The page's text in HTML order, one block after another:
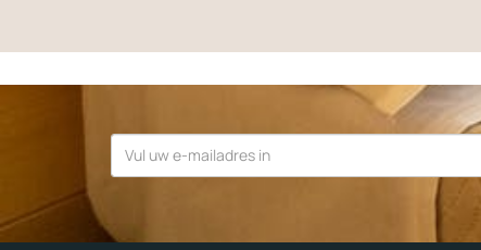
E-
mail